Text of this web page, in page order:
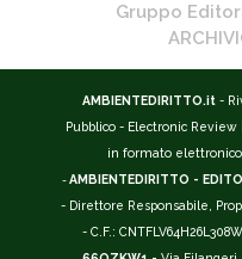
Gruppo
AMBIENTEDIRITTO.it -
Pubblico - Electronic
in formato elettronico
-AMBIENTEDIRITTO -
- Direttore Responsabile,
- C.F.: